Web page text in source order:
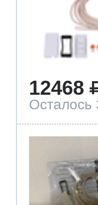
12468
Осталось